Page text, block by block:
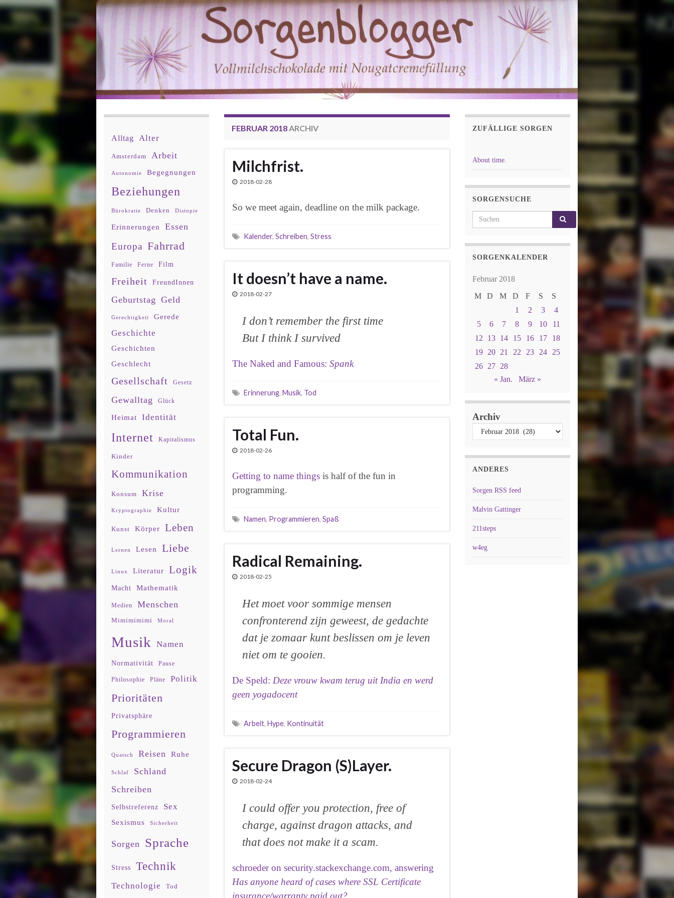
FEBRUAR 2018ARCHIV
Milchfrist.
2018-02-28
So we meet again, deadline on the milk package.
Kalender, Schreiben, Stress
It doesn’t have a name.
2018-02-27
I don’t remember the first time
But I think I survived
The Naked and Famous: Spank
Erinnerung, Musik, Tod
Total Fun.
2018-02-26
Getting to name things is half of the fun in
programming.
Namen, Programmieren, Spaß
Radical Remaining.
2018-02-25
Het moet voor sommige mensen
confronterend zijn geweest, de gedachte
dat je zomaar kunt beslissen om je leven
niet om te gooien.
De Speld: Deze vrouw kwam terug uit India en werd
geen yogadocent
Arbeit, Hype, Kontinuität
Secure Dragon (S)Layer.
2018-02-24
I could offer you protection, free of
charge, against dragon attacks, and
that does not make it a scam.
schroeder on security.stackexchange.com, answering
Has anyone heard of cases where SSL Certificate
insurance/warranty paid out?
Alltag Alter
Amsterdam Arbeit
Autonomie Begegnungen
Beziehungen
Bürokratie Denken Distopie
Erinnerungen Essen
Europa Fahrrad
Familie Ferne Film
Freiheit FreundInnen
Geburtstag Geld
Gerechtigkeit Gerede
Geschichte
Geschichten
Geschlecht
Gesellschaft Gesetz
Gewalltag Glück
Heimat Identität
Internet Kapitalismus
Kinder
Kommunikation
Konsum Krise
Kryptographie Kultur
Kunst Körper Leben
Lernen Lesen Liebe
Linux Literatur Logik
Macht Mathematik
Medien Menschen
Mimimimimi Moral
Musik Namen
Normativität Pause
Philosophie Pläne Politik
Prioritäten
Privatsphäre
Programmieren
Quatsch Reisen Ruhe
Schlaf
Schland
Schreiben
Selbstreferenz Sex
Sexismus Sicherheit
Sorgen Sprache
Stress Technik
Technologie Tod
ZUFÄLLIGE SORGEN
About time.
SORGENSUCHE
Search for:
SORGENKALENDER
Februar 2018
M
D M D F S
S
1
2 3
4
5
6 7 8 9 10
11
12
13 14 15 16 17
18
19
20 21 22 23 24
25
26
27
28
« Jan.
März »
Archiv
ANDERES
Sorgen RSS feed
Malvin Gattinger
211steps
w4eg